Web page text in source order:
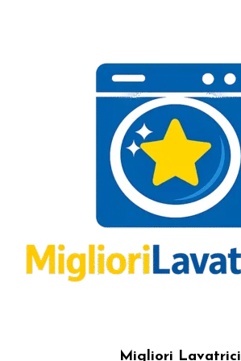
Migliori Lavatrici